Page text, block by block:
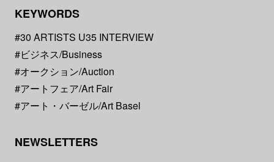
KEYWORDS
#30 ARTISTS U35 INTERVIEW
#ビジネス/Business
#オークション/Auction
#アートフェア/Art Fair
#アート・バーゼル/Art Basel
NEWSLETTERS